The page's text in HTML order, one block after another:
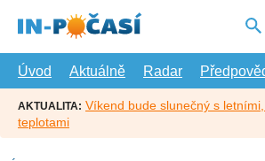
hlavní
Úvod
Aktuálně Radar
AKTUALITA: Víkend bude slunečný s
teplotami